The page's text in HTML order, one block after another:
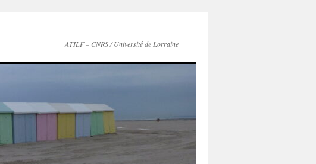
ATILF – CNRS / Université de Lorraine